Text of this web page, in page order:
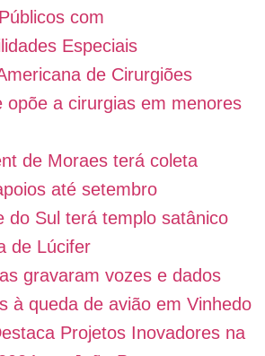
com
Especiais
de Cirurgiões
opõe a cirurgias em menores
de Moraes terá coleta
até setembro
do Sul terá templo satânico
de Lúcifer
gravaram vozes e dados
à queda de avião em Vinhedo
Projetos Inovadores na